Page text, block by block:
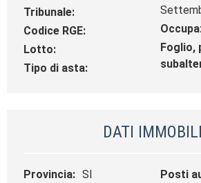
Tribunale:
Codice RGE:
Lotto:
Tipo di asta:
Foglio,
DATI
Provincia: SI
Posti